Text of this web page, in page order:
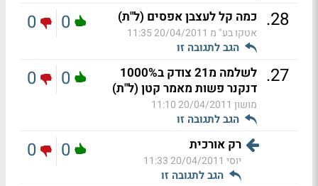
28
. כמה קל לעצבן אפסים (ל"ת)
אטקו בע" מ 20/04/2011 11:35
הגב לתגובה זו
0
0
27
.
לשלמה מ21 צודק ב1000%
דנקנר פשות מאמר קטן (ל"ת)
מושון 20/04/2011 11:10
הגב לתגובה זו
0
0
רק אורכית
יוסי 20/04/2011 11:33
הגב לתגובה זו
0
0